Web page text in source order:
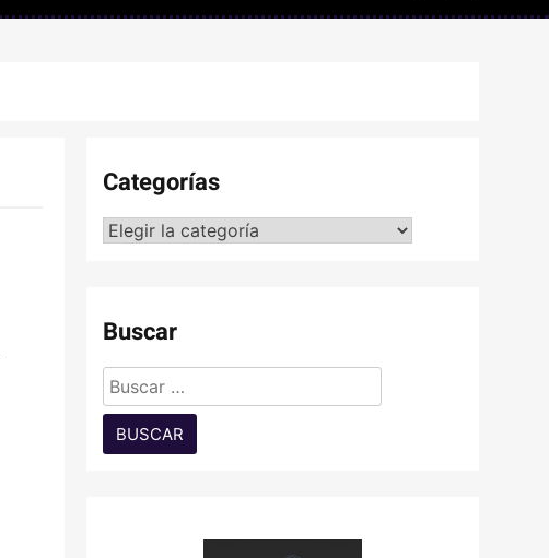
Categorías
Categorías
Buscar
Buscar: